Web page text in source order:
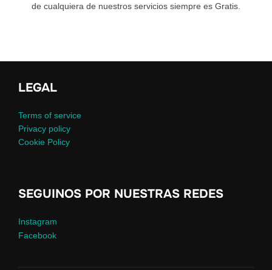
de cualquiera de nuestros servicios siempre es Gratis.
LEGAL
Terms of service
Privacy policy
Cookie Policy
SEGUINOS POR NUESTRAS REDES
Instagram
Facebook